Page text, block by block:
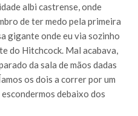
albi castrense, onde
de ter medo pela primeira
gigante onde eu via sozinho
do Hitchcock. Mal acabava,
da sala de mãos dadas
os dois a correr por um
debaixo dos